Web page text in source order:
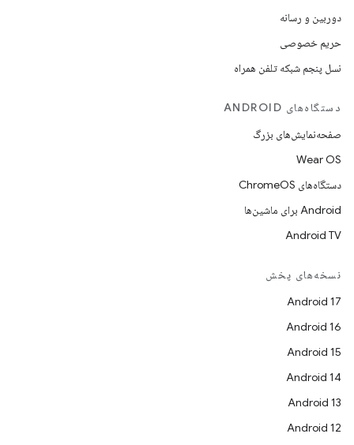
دوربین و رسانه
حریم خصوصی
نسل پنجم شبکه تلفن همراه
دستگاه‌های ANDROID
صفحه‌نمایش‌های بزرگ
Wear OS
دستگاه‌های ChromeOS
Android برای ماشین‌ها
Android TV
نسخه‌های پخش
Android 17
Android 16
Android 15
Android 14
Android 13
Android 12